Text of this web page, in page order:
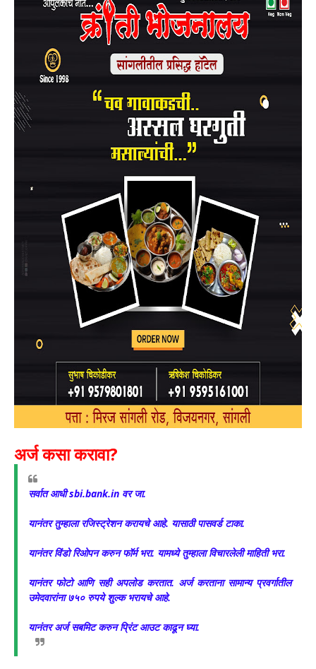
अर्ज कसा करावा?
सर्वात आधी sbi.bank.in वर जा.
यानंतर तुम्हाला रजिस्ट्रेशन करायचे आहे. यासाठी पासवर्ड टाका.
यानंतर विंडो रिओपन करुन फॉर्म भरा. यामध्ये तुम्हाला विचारलेली माहिती भरा.
यानंतर फोटो आणि सही अपलोड करतात. अर्ज करताना सामान्य प्रवर्गातील
उमेदवारांना ७५० रुपये शुल्क भरायचे आहे.
यानंतर अर्ज सबमिट करुन प्रिंट आउट काढून घ्या.